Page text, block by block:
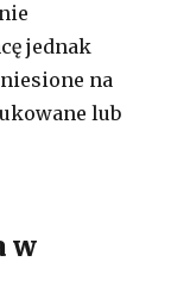
jednak
na
lub
w